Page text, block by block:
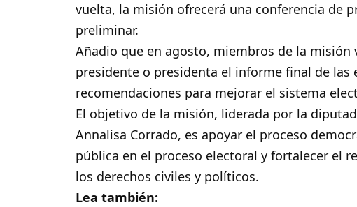
vuelta, la misión ofrecerá una conferencia de
preliminar.
Añadio que en agosto, miembros de la misión
presidente o presidenta el informe final de las
recomendaciones para mejorar el sistema
El objetivo de la misión, liderada por la
Annalisa Corrado, es apoyar el proceso
pública en el proceso electoral y fortalecer el
los derechos civiles y políticos.
Lea también: